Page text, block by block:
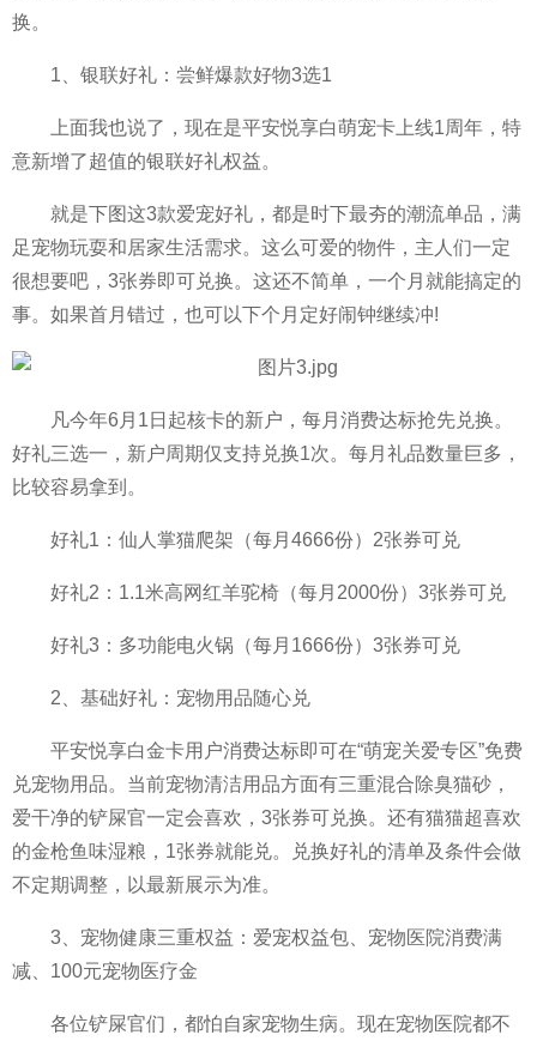
换。
1、银联好礼：尝鲜爆款好物3选1
上面我也说了，现在是平安悦享白萌宠卡上线1周年 ，特
意新增了超值的银联好礼权益。
就是下图这3款爱宠好礼，都是时下最夯的潮流单品，满
足宠物玩耍和居家生活需求。这么可爱的物件，主人们一定
很想要吧，3张券即可兑换。这还不简单，一个月就能搞定的
事。如果首月错过，也可以下个月定好闹钟继续冲!
凡今年6月1日起核卡的新户，每月消费达标抢先兑换。
好礼三选一，新户周期仅支持兑换1次。每月礼品数量巨多，
比较容易拿到。
好礼1：仙人掌猫爬架（每月4666份）2张券可兑
好礼2：1.1米高网红羊驼椅（每月2000份）3张券可兑
好礼3：多功能电火锅（每月1666份）3张券可兑
2、基础好礼：宠物用品随心兑
平安悦享白金卡用户消费达标即可在“萌宠关爱专区”免费
兑宠物用品。当前宠物清洁用品方面有三重混合除臭猫砂，
爱干净的铲屎官一定会喜欢，3张券可兑换。还有猫猫超喜欢
的金枪鱼味湿粮，1张券就能兑。兑换好礼的清单及条件会做
不定期调整，以最新展示为准。
3、宠物健康三重权益：爱宠权益包、宠物医院消费满
减、100元宠物医疗金
各位铲屎官们，都怕自家宠物生病。现在宠物医院都不